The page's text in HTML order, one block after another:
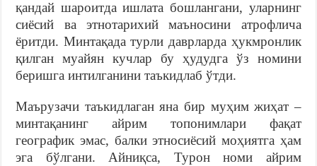
қандай шароитда ишлата бошлангани, уларнинг
сиёсий ва этнотарихий маъносини атрофлича
ёритди. Минтақада турли даврларда ҳукмронлик
қилган муайян кучлар бу ҳудудга ўз номини
беришга интилганини таъкидлаб ўтди.
Маърузачи таъкидлаган яна бир муҳим жиҳат –
минтақанинг айрим топонимлари фақат
географик эмас, балки этносиёсий моҳиятга ҳам
эга бўлгани. Айниқса, Турон номи айрим